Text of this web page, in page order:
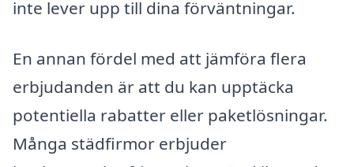
inte lever upp till dina förväntningar.
En annan fördel med att jämföra flera
erbjudanden är att du kan upptäcka
potentiella rabatter eller paketlösningar.
Många städfirmor erbjuder